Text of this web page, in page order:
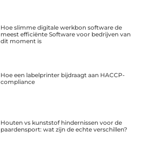
Hoe slimme digitale werkbon software de
meest efficiënte Software voor bedrijven van
dit moment is
Hoe een labelprinter bijdraagt aan HACCP-
compliance
Houten vs kunststof hindernissen voor de
paardensport: wat zijn de echte verschillen?